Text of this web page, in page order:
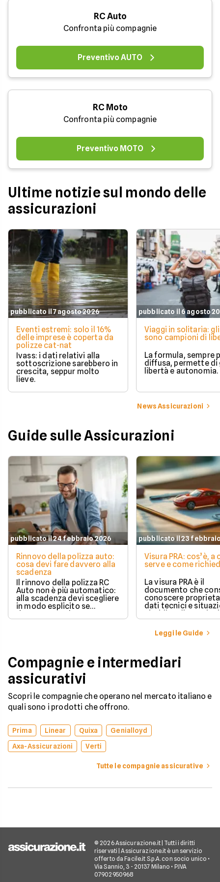
RC Auto
Confronta più compagnie
Preventivo AUTO
RC Moto
Confronta più compagnie
Preventivo MOTO
Ultime notizie sul mondo delle
assicurazioni
pubblicato il 7 agosto 2026
Eventi estremi: solo il 16%
delle imprese è coperta da
polizze cat-nat
Ivass: i dati relativi alla
sottoscrizione sarebbero in
crescita, seppur molto
lieve.
pubblicato il 6 agosto
Viaggi in solitaria:
sono campioni di
La formula, sempre
diffusa, permette di
libertà e autonomia.
News Assicurazioni
Guide sulle Assicurazioni
pubblicato il 24 febbraio 2026
Rinnovo della polizza auto:
cosa devi fare davvero alla
scadenza
Il rinnovo della polizza RC
Auto non è più automatico:
alla scadenza devi scegliere
in modo esplicito se
rinnovare con la stessa
compagnia o stipulare un
pubblicato il 23
Visura PRA: cos’è, a
serve e come
La visura PRA è il
documento che
conoscere
dati tecnici e
giuridica di un
iscritto al Pubblico
Automobilistico.
Leggi le Guide
Compagnie e intermediari
assicurativi
Scopri le compagnie che operano nel mercato italiano e
quali sono i prodotti che offrono.
Prima Linear Quixa
Genialloyd
Axa-Assicurazioni
Verti
Tutte le compagnie assicurative
© 2026 Assicurazione.it | Tutti i diritti
riservati | Assicurazione.it è un servizio
offerto da Facile.it S.p.A. con socio unico •
Via Sannio, 3 - 20137 Milano • P.IVA
07902950968